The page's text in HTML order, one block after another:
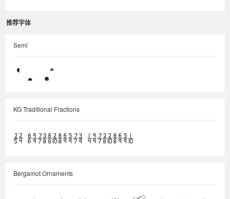
推荐字体
Semi
KG Traditional Fractions
Bergamot Ornaments